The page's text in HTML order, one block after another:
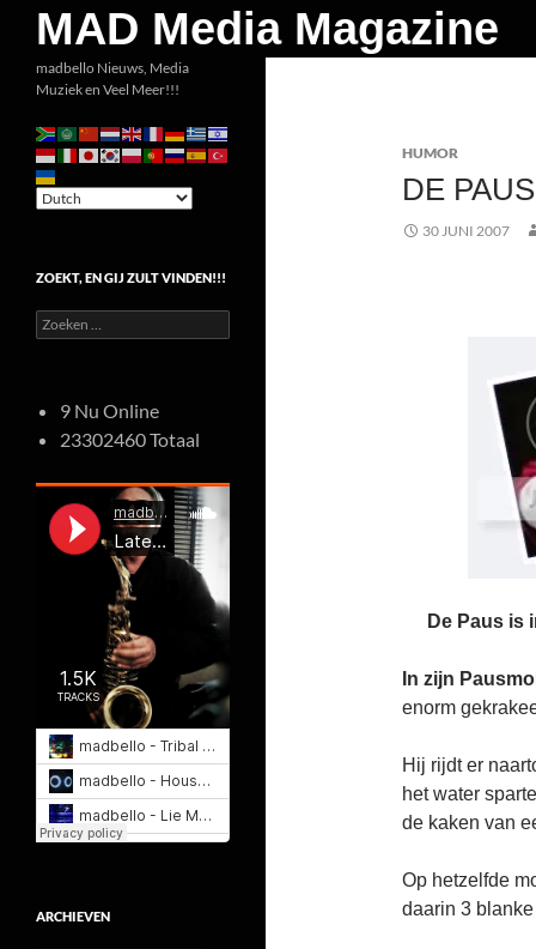
inhoud
MAD Media Magazine
Zoeken
HUMOR
DE
30 JUNI 2007
De Paus is
In zijn
enorm
Hij rijdt er
het water
de kaken van
Op hetzelfde
daarin 3
madbello Nieuws, Media
Muziek en Veel Meer!!!
ZOEKT, EN GIJ ZULT VINDEN!!!
Zoeken
naar:
9 Nu Online
23302460 Totaal
ARCHIEVEN